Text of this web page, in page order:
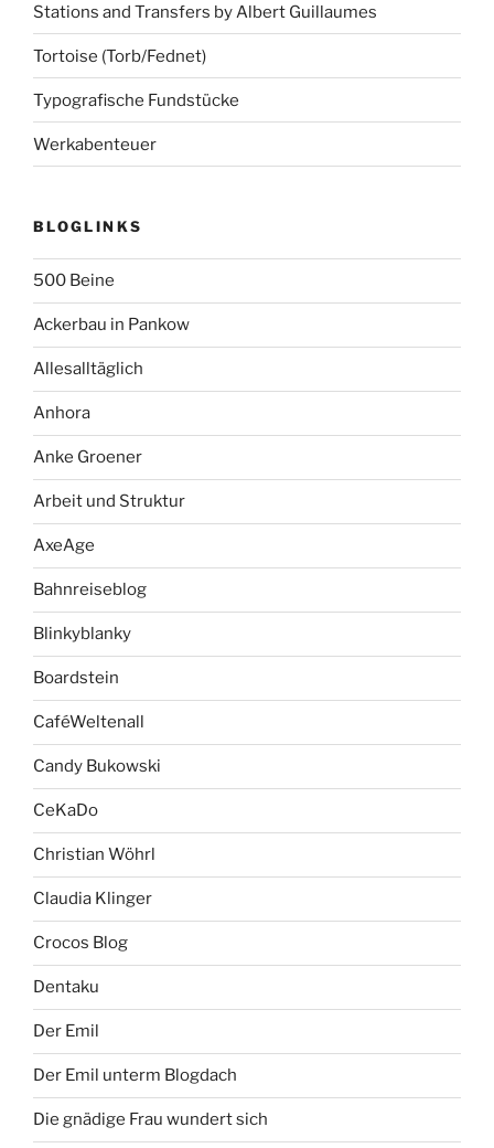
Stations and Transfers by Albert Guillaumes
Tortoise (Torb/Fednet)
Typografische Fundstücke
Werkabenteuer
BLOGLINKS
500 Beine
Ackerbau in Pankow
Allesalltäglich
Anhora
Anke Groener
Arbeit und Struktur
AxeAge
Bahnreiseblog
Blinkyblanky
Boardstein
CaféWeltenall
Candy Bukowski
CeKaDo
Christian Wöhrl
Claudia Klinger
Crocos Blog
Dentaku
Der Emil
Der Emil unterm Blogdach
Die gnädige Frau wundert sich